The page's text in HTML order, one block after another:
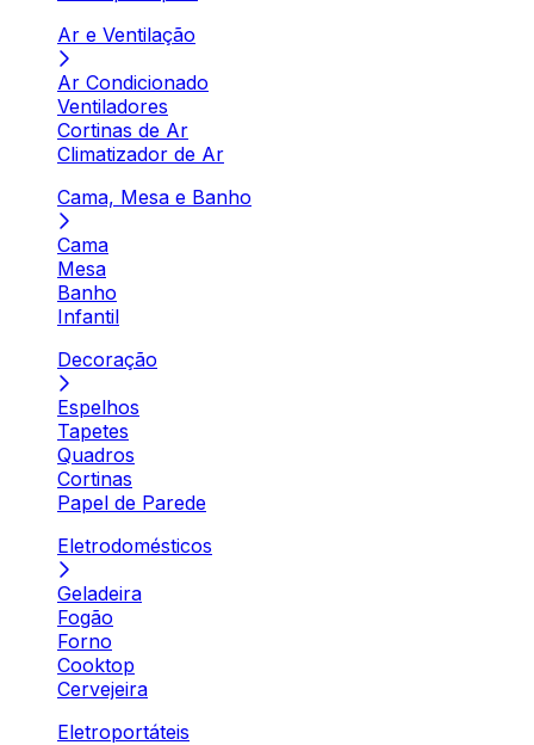
Ar e Ventilação
Ar Condicionado
Ventiladores
Cortinas de Ar
Climatizador de Ar
Cama, Mesa e Banho
Cama
Mesa
Banho
Infantil
Decoração
Espelhos
Tapetes
Quadros
Cortinas
Papel de Parede
Eletrodomésticos
Geladeira
Fogão
Forno
Cooktop
Cervejeira
Eletroportáteis